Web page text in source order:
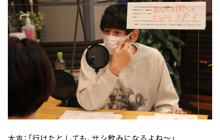
大吉：「行けたとしても、サシ飲みになるよね～」